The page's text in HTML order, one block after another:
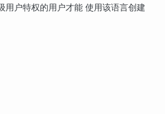
用户特权的用户才能 使用该语言创建